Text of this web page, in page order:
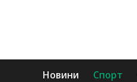
Новини Спорт